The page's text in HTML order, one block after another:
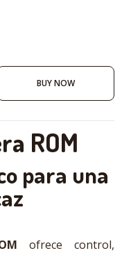
BUY NOW
ROM
para una
ofrece control,